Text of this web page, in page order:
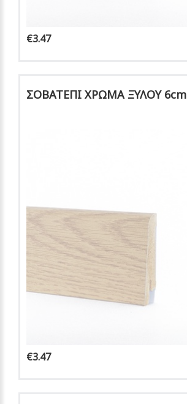
€3.47
ΣΟΒΑΤΕΠΙ ΧΡΩΜΑ ΞΥΛΟΥ 6cm
€3.47